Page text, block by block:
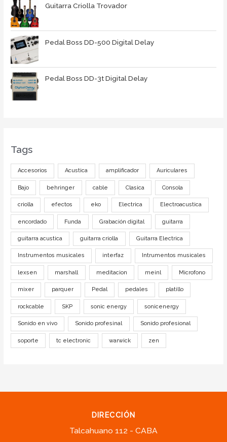
Guitarra Criolla Trovador
Pedal Boss DD-500 Digital Delay
Pedal Boss DD-3t Digital Delay
Tags
Accesorios Acustica amplificador Auriculares
Bajo behringer cable Clasica Consola
criolla efectos eko Electrica Electroacustica
encordado Funda Grabación digital guitarra
guitarra acustica guitarra criolla Guitarra Electrica
Instrumentos musicales interfaz Intrumentos musicales
lexsen marshall meditacion meinl Microfono
mixer parquer Pedal pedales platillo
rockcable SKP sonic energy sonicenergy
Sonido en vivo Sonido profesinal Sonido profesional
soporte tc electronic warwick zen
DIRECCIÓN
Talcahuano 112 - CABA